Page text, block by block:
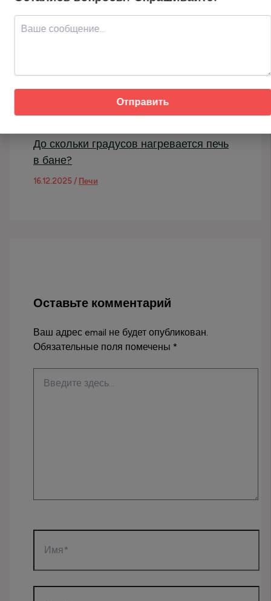
До скольки градусов нагревается печь
в бане?
16.12.2025 / Печи
Оставьте комментарий
Ваш адрес email не будет опубликован.
Обязательные поля помечены*
здесь...
Отправить